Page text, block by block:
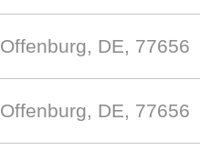
Offenburg, DE, 77656
Offenburg, DE, 77656